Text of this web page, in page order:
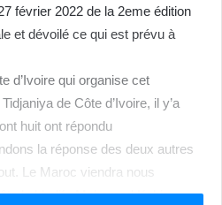
février 2022 de la 2eme édition
et dévoilé ce qui est prévu à
d’Ivoire qui organise cet
de Côte d’Ivoire, il y’a
huit ont répondu
la réponse des deux autres
Le Maroc viendra nous
le khalife Mohamed Kebir,